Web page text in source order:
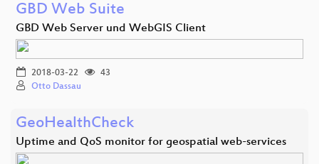
GBD Web Suite
GBD Web Server und WebGIS Client
2018-03-22
43
Otto Dassau
GeoHealthCheck
Uptime and QoS monitor for geospatial web-services